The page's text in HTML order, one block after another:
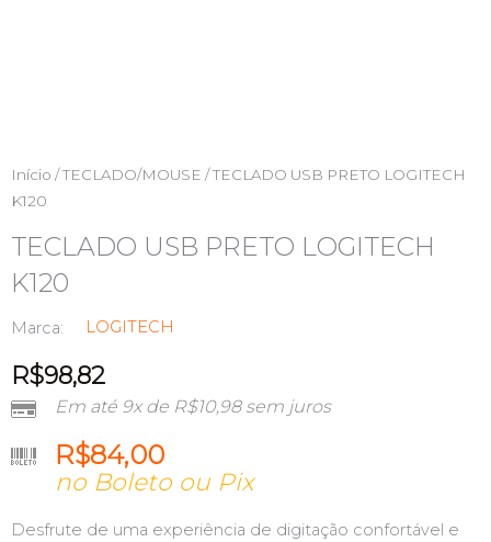
Início /TECLADO/MOUSE / TECLADO USB PRETO LOGITECH
K120
TECLADO USB PRETO LOGITECH
K120
Marca: LOGITECH
R$98,82
Em até 9x de R$10,98sem juros
R$84,00
no Boleto ou Pix
Desfrute de uma experiência de digitação confortável e